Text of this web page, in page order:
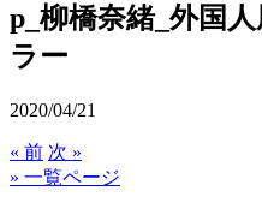
p_柳橋奈緒_外国
ラー
2020/04/21
« 前 次 »
» 一覧ページ